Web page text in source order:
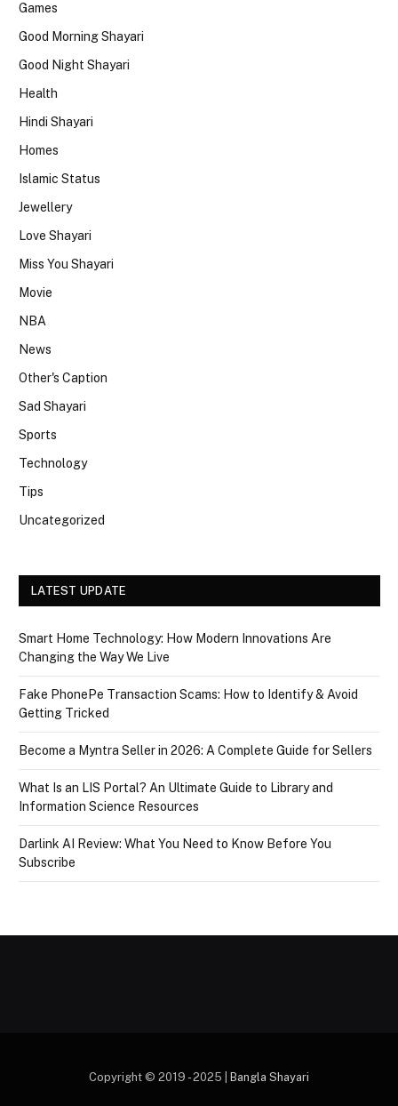
Games
Good Morning Shayari
Good Night Shayari
Health
Hindi Shayari
Homes
Islamic Status
Jewellery
Love Shayari
Miss You Shayari
Movie
NBA
News
Other's Caption
Sad Shayari
Sports
Technology
Tips
Uncategorized
LATEST UPDATE
Smart Home Technology: How Modern Innovations Are
Changing the Way We Live
Fake PhonePe Transaction Scams: How to Identify & Avoid
Getting Tricked
Become a Myntra Seller in 2026: A Complete Guide for Sellers
What Is an LIS Portal? An Ultimate Guide to Library and
Information Science Resources
Darlink AI Review: What You Need to Know Before You
Subscribe
Copyright © 2019 - 2025 | Bangla Shayari